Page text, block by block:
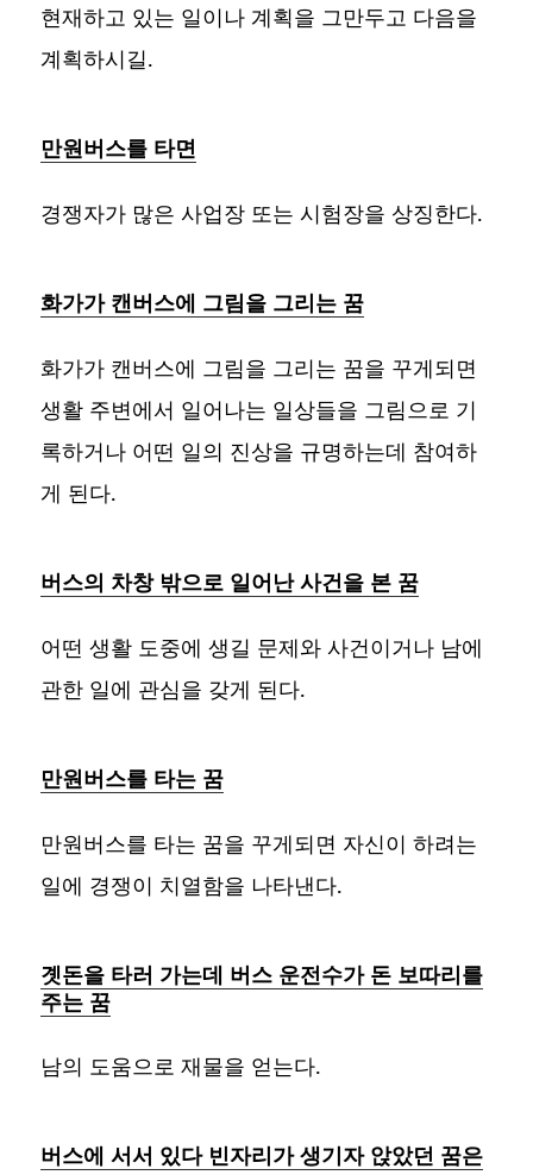
현재하고 있는 일이나 계획을 그만두고 다음을
계획하시길.
만원버스를 타면
경쟁자가 많은 사업장 또는 시험장을 상징한다.
화가가 캔버스에 그림을 그리는 꿈
화가가 캔버스에 그림을 그리는 꿈을 꾸게되면
생활 주변에서 일어나는 일상들을 그림으로 기
록하거나 어떤 일의 진상을 규명하는데 참여하
게 된다.
버스의 차창 밖으로 일어난 사건을 본 꿈
어떤 생활 도중에 생길 문제와 사건이거나 남에
관한 일에 관심을 갖게 된다.
만원버스를 타는 꿈
만원버스를 타는 꿈을 꾸게되면 자신이 하려는
일에 경쟁이 치열함을 나타낸다.
곗돈을 타러 가는데 버스 운전수가 돈 보따리를
주는 꿈
남의 도움으로 재물을 얻는다.
버스에 서서 있다 빈자리가 생기자 앉았던 꿈은